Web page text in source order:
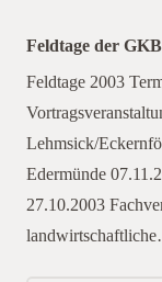
Feldtage der
Feldtage 2003
Lehmsick/
Edermünde
27.10.2003